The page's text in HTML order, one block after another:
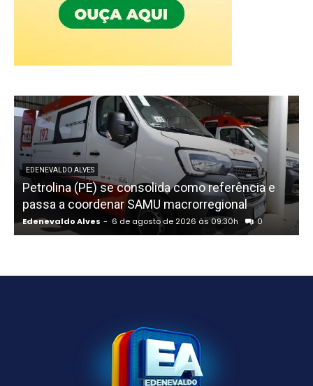
EDENEVALDO ALVES
Petrolina (PE) se consolida como referência e
passa a coordenar SAMU macrorregional
Edenevaldo Alves - 6 de agosto de 2026 às 09:30h 0